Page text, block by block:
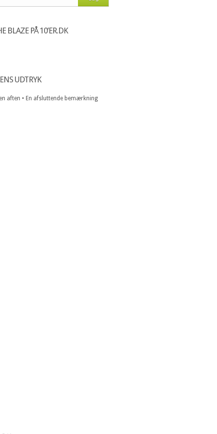
BLAZE PÅ 10’ER.DK
UDTRYK
aften • En afsluttende bemærkning